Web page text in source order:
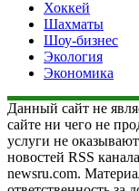
Хоккей
Шахматы
Шоу-бизнес
Экология
Экономика
Данный сайт не
сайте ни чего не
услуги не
новостей RSS
newsru.com.